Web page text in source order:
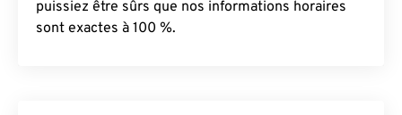
puissiez être sûrs que nos informations horaires
sont exactes à 100 %.